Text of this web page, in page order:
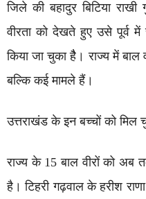
जिले की बहादुर बिटिया
वीरता को देखते हुए उसे पूर्व में
किया जा चुका हैै। राज्य में
बल्कि कई मामले हैं।
उत्तराखंड के इन बच्चों को मिल
राज्य के 15 बाल वीरों को अब
है। टिहरी गढ़वाल के हरीश राणा